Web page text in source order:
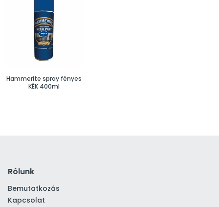
Hammerite spray fényes
KÉK 400ml
Rólunk
Bemutatkozás
Kapcsolat